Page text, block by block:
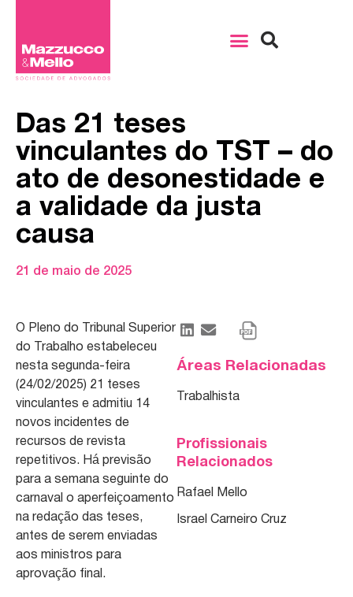
Das 21 teses
vinculantes do TST – do
ato de desonestidade e
a validade da justa
causa
21 de maio de 2025
O Pleno do Tribunal Superior
do Trabalho estabeleceu
nesta segunda-feira
(24/02/2025) 21 teses
vinculantes e admitiu 14
novos incidentes de
recursos de revista
repetitivos. Há previsão
para a semana seguinte do
carnaval o aperfeiçoamento
na redação das teses,
antes de serem enviadas
aos ministros para
aprovação final.
Áreas Relacionadas
Trabalhista
Profissionais
Relacionados
Rafael Mello
Israel Carneiro Cruz